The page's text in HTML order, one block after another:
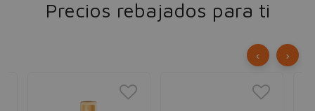
Precios rebajados para ti
‹ ›